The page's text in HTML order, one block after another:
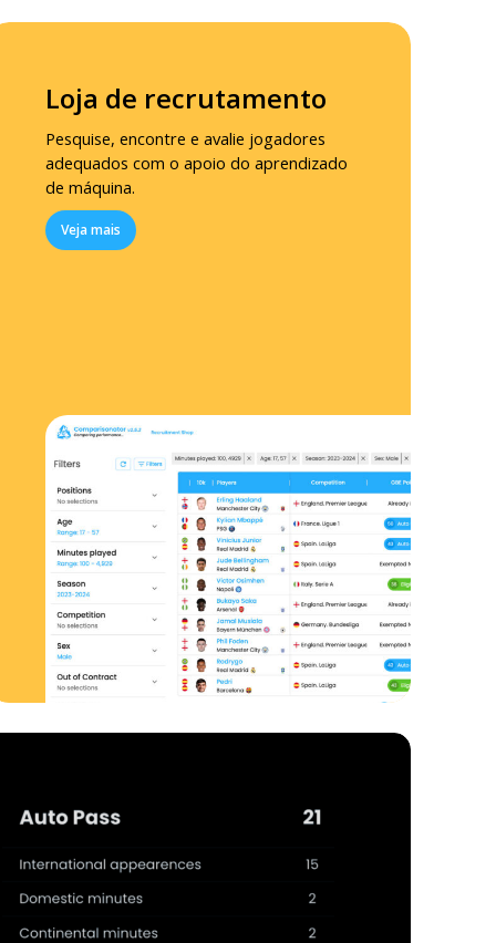
Loja de recrutamento
Pesquise, encontre e avalie jogadores
adequados com o apoio do aprendizado
de máquina.
Veja mais